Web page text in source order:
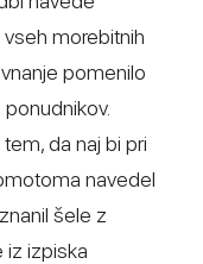
morebitnih
pomenilo
da naj bi pri
navedel
šele z
iz izpiska